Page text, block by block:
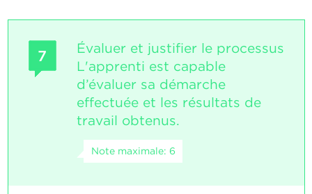
7
Évaluer et justifier le processus
L'apprenti est capable
d’évaluer sa démarche
effectuée et les résultats de
travail obtenus.
Note maximale: 6